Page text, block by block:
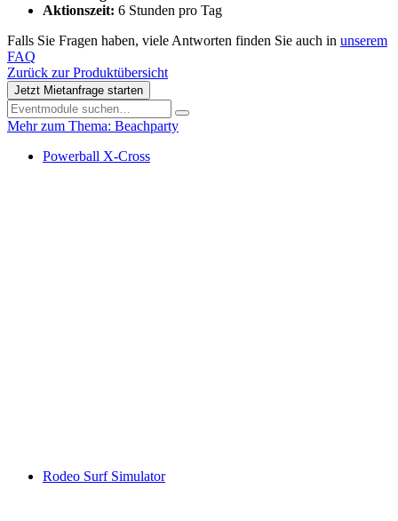
Aktionszeit: 6 Stunden pro Tag
Falls Sie Fragen haben, viele Antworten finden Sie auch in unserem
FAQ
Zurück zur Produktübersicht
Jetzt Mietanfrage starten
Mehr zum Thema: Beachparty
Powerball X-Cross
Rodeo Surf Simulator